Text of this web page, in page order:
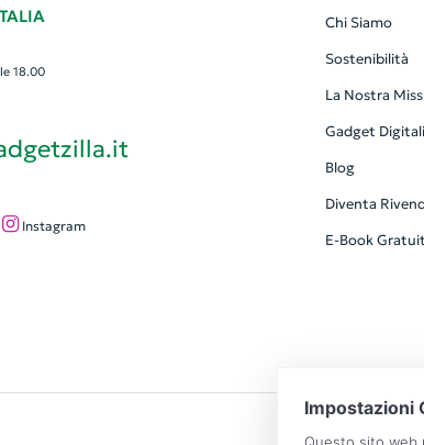
18.00
Instagram
Chi Siamo
Sostenibilità
La Nostra
Gadget Digitali
Blog
Diventa
E-Book